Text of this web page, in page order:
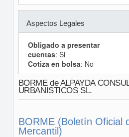
Aspectos Legales
Obligado a presentar
cuentas: Si
Cotiza en bolsa: No
BORME de ALPAYDA
URBANISTICOS SL.
BORME (Boletín Oficial
Mercantil)